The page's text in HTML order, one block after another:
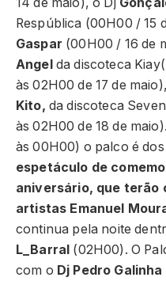
Respública (00H00 / 15
Gaspar (00H00 / 16 de
Angel da discoteca
às 02H00 de 17 de maio),
Kito, da discoteca
às 02H00 de 18 de
às 00H00) o palco é dos
espetáculo de
aniversário, que terão
artistas Emanuel
continua pela noite
L_Barral (02H00). O
com o Dj Pedro